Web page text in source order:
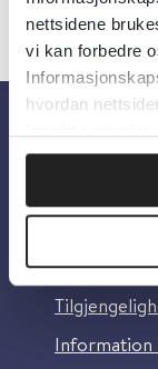
nettsidene
vi kan forbedre
hvordan
Om oss
Personvern
Information